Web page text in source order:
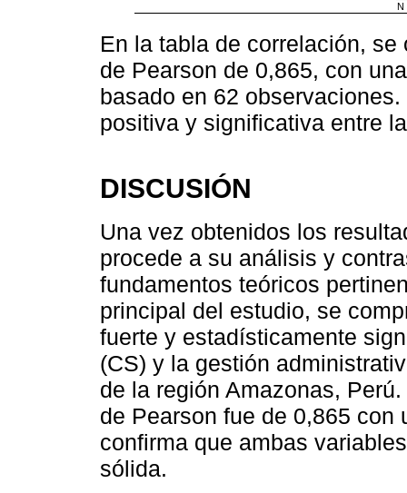
N
En la tabla de correlación,
de Pearson de 0,865, con
basado en 62
positiva y significativa entre
DISCUSIÓN
Una vez obtenidos los
procede a su análisis y
fundamentos teóricos
principal del estudio, se
fuerte y estadísticamente
(CS) y la gestión
de la región Amazonas,
de Pearson fue de 0,865
confirma que ambas
sólida.